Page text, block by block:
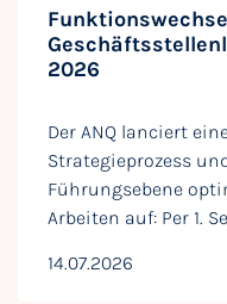
2026
Der ANQ lanciert
Strategieprozess
Führungsebene
Arbeiten auf: Per 1.
14.07.2026